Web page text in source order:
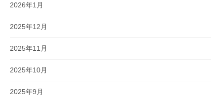
2026年1月
2025年12月
2025年11月
2025年10月
2025年9月